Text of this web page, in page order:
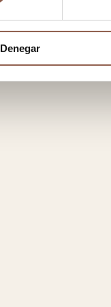
Denegar